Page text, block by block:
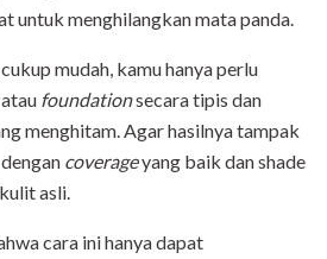
untuk menghilangkan mata panda.
mudah, kamu hanya perlu
foundationsecara tipis dan
menghitam. Agar hasilnya tampak
coverageyang baik dan shade
asli.
cara ini hanya dapat